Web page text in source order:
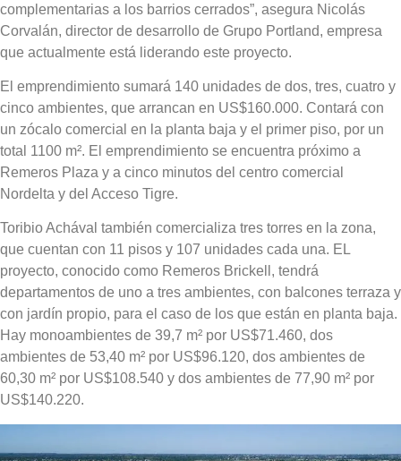
complementarias a los barrios cerrados”, asegura Nicolás
Corvalán, director de desarrollo de Grupo Portland, empresa
que actualmente está liderando este proyecto.
El emprendimiento sumará 140 unidades de dos, tres, cuatro y
cinco ambientes, que arrancan en US$160.000. Contará con
un zócalo comercial en la planta baja y el primer piso, por un
total 1100 m². El emprendimiento se encuentra próximo a
Remeros Plaza y a cinco minutos del centro comercial
Nordelta y del Acceso Tigre.
Toribio Achával también comercializa tres torres en la zona,
que cuentan con 11 pisos y 107 unidades cada una. EL
proyecto, conocido como Remeros Brickell, tendrá
departamentos de uno a tres ambientes, con balcones terraza y
con jardín propio, para el caso de los que están en planta baja.
Hay monoambientes de 39,7 m² por US$71.460, dos
ambientes de 53,40 m² por US$96.120, dos ambientes de
60,30 m² por US$108.540 y dos ambientes de 77,90 m² por
US$140.220.